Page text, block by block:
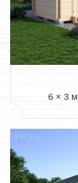
6 × 3 м